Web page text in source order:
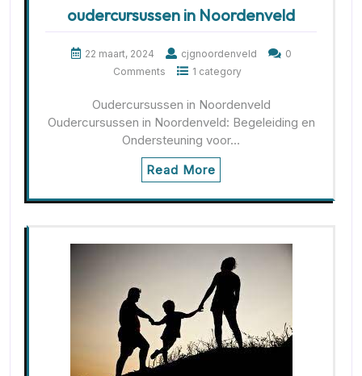
oudercursussen in Noordenveld
22 maart, 2024 cjgnoordenveld
0
Comments
1 category
Oudercursussen in Noordenveld
Oudercursussen in Noordenveld: Begeleiding en
Ondersteuning voor…
Read More